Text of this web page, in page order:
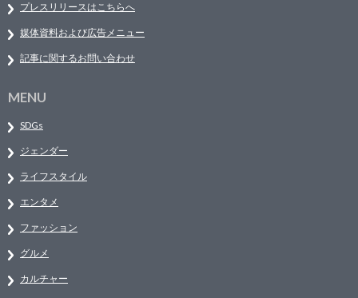
プレスリリースはこちらへ
媒体資料および広告メニュー
記事に関するお問い合わせ
MENU
SDGs
ジェンダー
ライフスタイル
エンタメ
ファッション
グルメ
カルチャー